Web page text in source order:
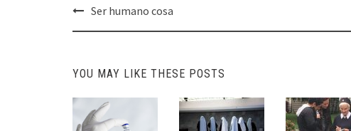
Post
navigation
Ser humano cosa
YOU MAY LIKE THESE POSTS